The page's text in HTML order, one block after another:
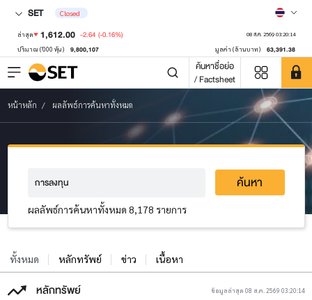
SET Closed
ล่าสุด 1,612.00 -2.64 (-0.16%) 08 ส.ค. 2569 03:20:14
ปริมาณ ('000 หุ้น) 9,800,107 มูลค่า (ล้านบาท) 63,391.38
ค้นหาชื่อย่อ
/ Factsheet
หน้าหลัก ผลลัพธ์การค้นหาทั้งหมด
ค้นหา
ผลลัพธ์การค้นหาทั้งหมด 8,178 รายการ
ทั้งหมด หลักทรัพย์ ข่าว เนื้อหา
หลักทรัพย์ ข้อมูลล่าสุด 08 ส.ค. 2569 03:20:14